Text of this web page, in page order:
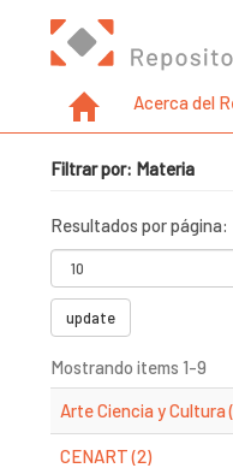
Acerca del
Filtrar por: Materia
Resultados por página:
update
Mostrando items 1-9
Arte Ciencia y Cultura
CENART (2)